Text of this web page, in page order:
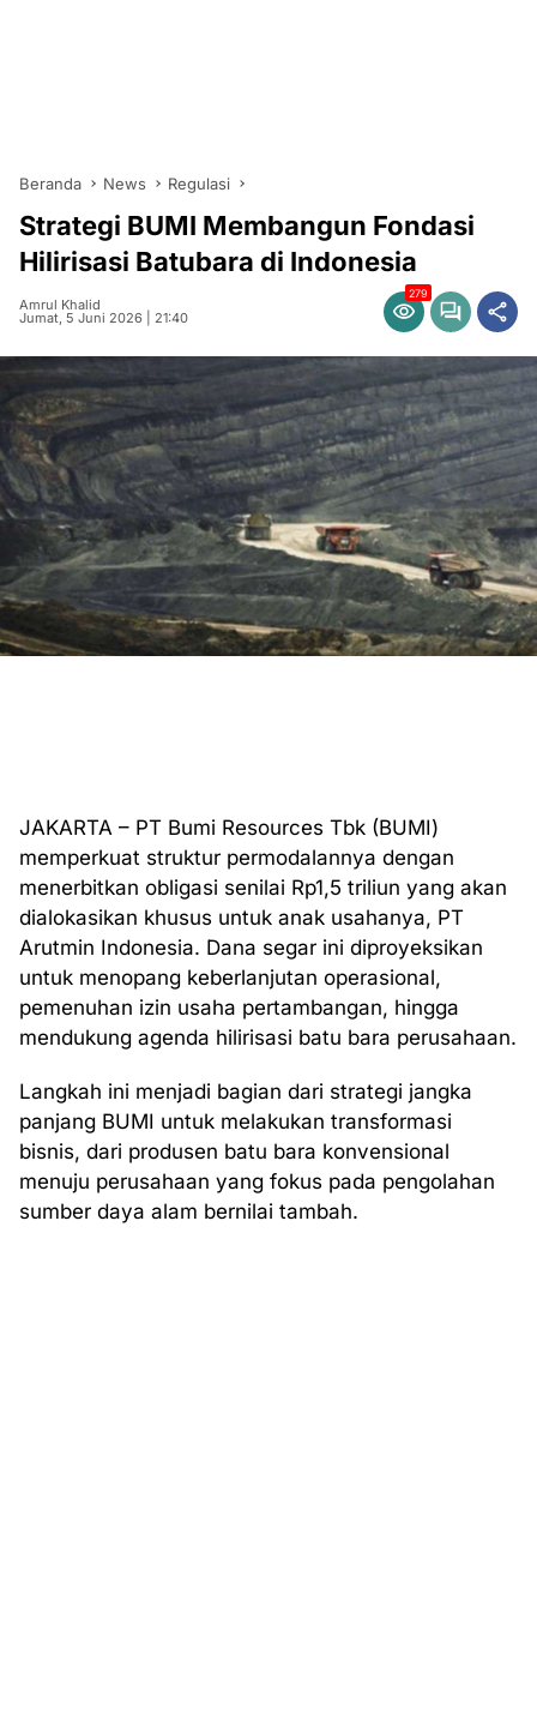
Beranda News Regulasi
Strategi BUMI Membangun Fondasi
Hilirisasi Batubara di Indonesia
Amrul Khalid
Jumat, 5 Juni 2026 | 21:40
279
JAKARTA – PT Bumi Resources Tbk (BUMI)
memperkuat struktur permodalannya dengan
menerbitkan obligasi senilai Rp1,5 triliun yang akan
dialokasikan khusus untuk anak usahanya, PT
Arutmin Indonesia. Dana segar ini diproyeksikan
untuk menopang keberlanjutan operasional,
pemenuhan izin usaha pertambangan, hingga
mendukung agenda hilirisasi batu bara perusahaan.
Langkah ini menjadi bagian dari strategi jangka
panjang BUMI untuk melakukan transformasi
bisnis, dari produsen batu bara konvensional
menuju perusahaan yang fokus pada pengolahan
sumber daya alam bernilai tambah.